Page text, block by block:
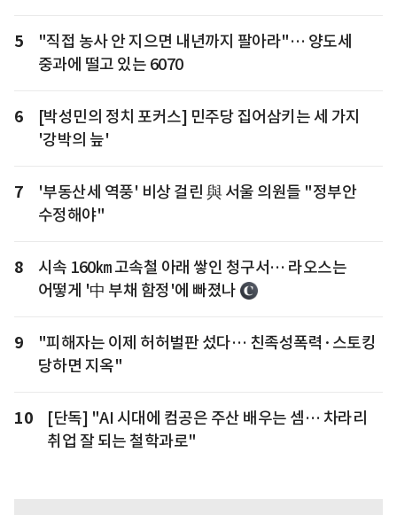
5
"직접 농사 안 지으면 내년까지 팔아라"… 양도세
중과에 떨고 있는 6070
6
[박성민의 정치 포커스] 민주당 집어삼키는 세 가지
'강박의 늪'
7
'부동산세 역풍' 비상 걸린 與 서울 의원들 "정부안
수정해야"
8
시속 160㎞ 고속철 아래 쌓인 청구서… 라오스는
어떻게 '中 부채 함정'에 빠졌나
9
"피해자는 이제 허허벌판 섰다… 친족성폭력·스토킹
당하면 지옥"
10
[단독] "AI 시대에 컴공은 주산 배우는 셈… 차라리
취업 잘 되는 철학과로"